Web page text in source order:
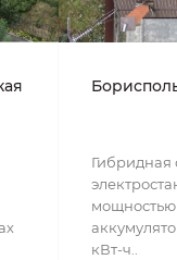
Гибридная
мощностью
кВт-ч..